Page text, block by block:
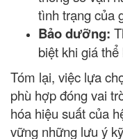
tình trạng của
Bảo dưỡng:
biệt khi giá
Tóm lại, việc lựa
phù hợp đóng vai
hóa hiệu suất của
vững những lưu ý